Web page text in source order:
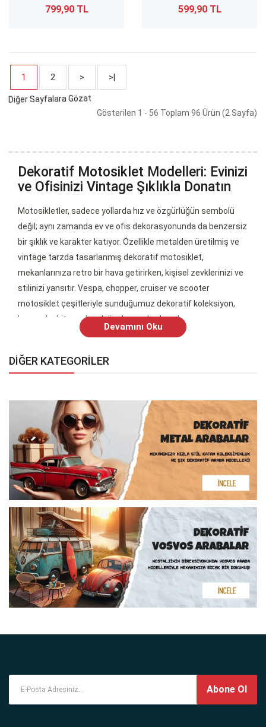
799,90 TL 599,90 TL
1 2 > >|
Gösterilen 1 - 56 Toplam 96 Ürün (2 Sayfa)
Dekoratif Motosiklet Modelleri: Evinizi
ve Ofisinizi Vintage Şıklıkla Donatın
Motosikletler, sadece yollarda hız ve özgürlüğün sembolü
değil; aynı zamanda ev ve ofis dekorasyonunda da benzersiz
bir şıklık ve karakter katıyor. Özellikle metalden üretilmiş ve
vintage tarzda tasarlanmış dekoratif motosiklet,
mekanlarınıza retro bir hava getirirken, kişisel zevklerinizi ve
stilinizi yansıtır. Vespa, chopper, cruiser ve scooter
motosiklet çeşitleriyle sunduğumuz dekoratif koleksiyon,
her zevke hitap edecek özel parçalardan oluşuyor.
Vintage tarzında üretilmiş dekoratif motosiklet biblo,
geçmişin zarif dokunuşlarını günümüze taşıyor. Bu şık ve
etkileyici dekoratif objeler, hem nostaljik bir atmosfer
kazandırıyor. Vespa’nın zarif hatları, chopper’ın dinamik
tasarımı, cruiser’ın güçlü duruşu ve scooter’ın eğlenceli
görünümü, her biri kendi tarzında birer sanat eseri olarak
evinizde veya ofisinizde kendine yer buluyor.
Dekoratif motosiklet biblo, sadece görsel bir şölen sunmakla
kalmaz; aynı zamanda mekanlarınıza kişisel bir dokunuş ve
özgün bir karakter katar. Her biri metalin dayanıklılığı ve
vintage tasarımın şıklığıyla özenle üretilmiştir.
Hediye Mevsimi olarak, koleksiyonumuzdaki metal dekoratif
motosikletlerle mekanlarınıza stil ve karakter katmanın yanı
sıra, sevdiklerinize de eşsiz bir hediye seçeneği sunuyoruz.
Vintage tarzındaki bu metal motosikletler, hem dekoratif
hem de anlamlı bir hediye olarak tercih edilebilir, her biri
Devamını Oku
DİĞER KATEGORİLER
Abone Ol